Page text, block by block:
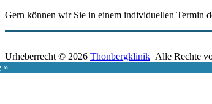
Gern können wir Sie in einem individuellen Termin
Urheberrecht © 2026 Thonbergklinik Alle Rechte
Nach
»